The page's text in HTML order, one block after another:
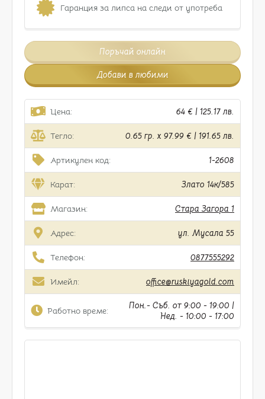
Гаранция за липса на следи от употреба
Поръчай онлайн
Добави в любими
Цена: 64 € | 125.17 лв.
Тегло: 0.65 гр. x 97.99 € | 191.65 лв.
Артикулен код: 1-2608
Карат: Злато 14к/585
Магазин: Стара Загора 1
Адрес: ул. Мусала 55
Телефон: 0877555292
Имейл: office@ruskiyagold.com
Работно време:
Пон.- Съб. от 9:00 - 19:00 |
Нед. - 10:00 - 17:00